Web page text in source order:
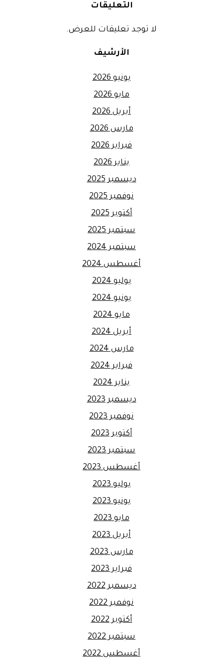
التعليقات
لا توجد تعليقات للعرض.
الأرشيف
يونيو 2026
مايو 2026
أبريل 2026
مارس 2026
فبراير 2026
يناير 2026
ديسمبر 2025
نوفمبر 2025
أكتوبر 2025
سبتمبر 2025
سبتمبر 2024
أغسطس 2024
يوليو 2024
يونيو 2024
مايو 2024
أبريل 2024
مارس 2024
فبراير 2024
يناير 2024
ديسمبر 2023
نوفمبر 2023
أكتوبر 2023
سبتمبر 2023
أغسطس 2023
يوليو 2023
يونيو 2023
مايو 2023
أبريل 2023
مارس 2023
فبراير 2023
ديسمبر 2022
نوفمبر 2022
أكتوبر 2022
سبتمبر 2022
أغسطس 2022